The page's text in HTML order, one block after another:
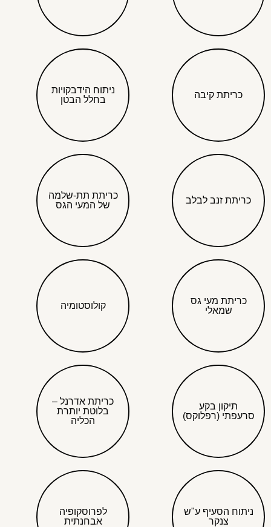
כריתת קיבה
ניתוח הידבקויות
בחלל הבטן
כריתת זנב לבלב
כריתת תת-שלמה
של המעי הגס
כריתת מעי גס
שמאלי
קולוסטומיה
תיקון בקע
סרעפתי (רפלוקס)
כריתת אדרנל –
בלוטת יותרת
הכליה
ניתוח הסעיף ע"ש
צנקר
לפרוסקופיה
אבחנתית